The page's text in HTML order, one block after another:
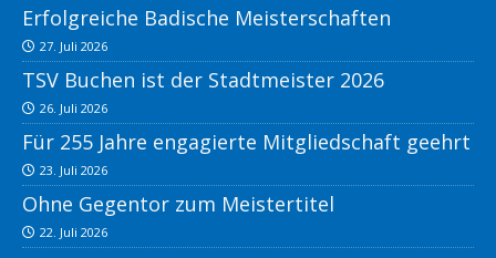
Erfolgreiche Badische Meisterschaften
27. Juli 2026
TSV Buchen ist der Stadtmeister 2026
26. Juli 2026
Für 255 Jahre engagierte Mitgliedschaft geehrt
23. Juli 2026
Ohne Gegentor zum Meistertitel
22. Juli 2026